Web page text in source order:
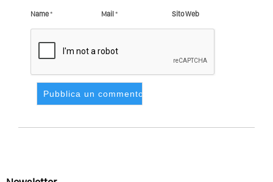
Name* Mail* Sito Web